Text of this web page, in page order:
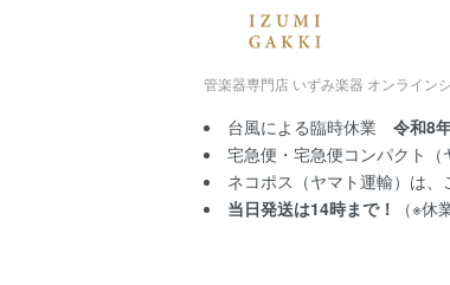
管楽器専門店 いずみ楽器 オンライン
台風による臨時休業 令和8
宅急便・宅急便コンパクト
ネコポス（ヤマト運輸）は
当日発送は14時まで！
（※